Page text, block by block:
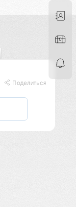
Поделиться